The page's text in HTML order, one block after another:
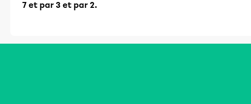
7 et par 3 et par 2.